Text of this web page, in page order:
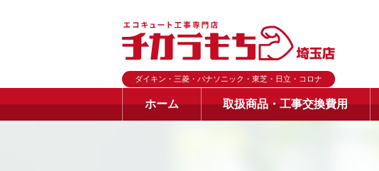
ダイキン・三菱・パナソニック・東芝・日立・コロナ
ホーム 取扱商品・工事交換費用